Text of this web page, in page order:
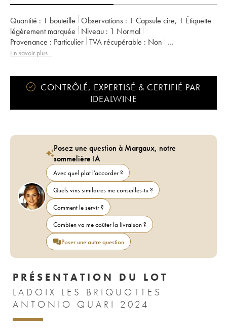
Quantité : 1 bouteille Observations : 1 Capsule cire, 1 Étiquette
légèrement marquée
Niveau : 1 Normal
Provenance : particulier TVA récupérable :
non
Région :
Bourgogne
En savoir plus...
CONTRÔLÉ, EXPERTISÉ & CERTIFIÉ PAR
IDEALWINE
Posez une question à Margaux, notre
sommelière IA
Avec quel plat l'accorder ?
Quels vins similaires me conseilles-tu ?
Comment le servir ?
Combien va me coûter la livraison ?
Poser une autre question
PRÉSENTATION DU LOT
LADOIX LES BRIQUOTTES
ANTONIO QUARI 2024